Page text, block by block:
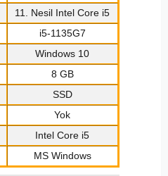
11. Nesil Intel Core i5
i5-1135G7
Windows 10
8 GB
SSD
Yok
Intel Core i5
MS Windows